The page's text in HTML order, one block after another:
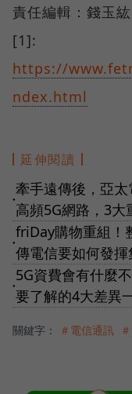
責任編輯：錢玉紘
[1]:
https://
ndex.html
延伸閱讀
●
牽手遠傳後，亞
高頻5G網路，3大
●
friDay購物重組！
傳電信要如何發揮
●
5G資費會有什麼
要了解的4大差異
關鍵字： ＃電信通訊